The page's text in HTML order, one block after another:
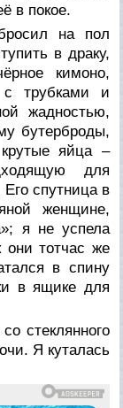
в покое.
на пол
в драку,
кимоно,
с трубками и
жадностью,
бутерброды,
яйца –
для
спутница в
женщине,
я не успела
они тотчас же
в спину
в ящике для
стеклянного
Я куталась